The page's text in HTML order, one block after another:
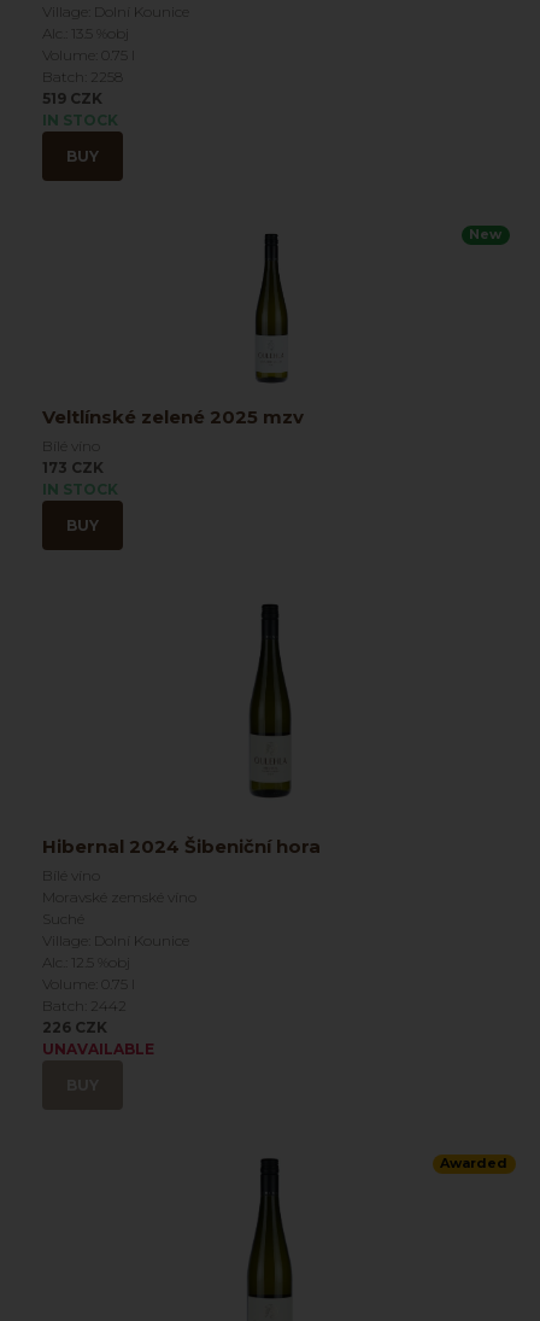
Village: Dolní Kounice
Alc.: 13.5 %obj
Volume: 0.75 l
Batch: 2258
519 CZK
IN STOCK
BUY
New
Veltlínské zelené 2025 mzv
Bílé víno
173 CZK
IN STOCK
BUY
Hibernal 2024 Šibeniční hora
Bílé víno
Moravské zemské víno
Suché
Village: Dolní Kounice
Alc.: 12.5 %obj
Volume: 0.75 l
Batch: 2442
226 CZK
UNAVAILABLE
Awarded